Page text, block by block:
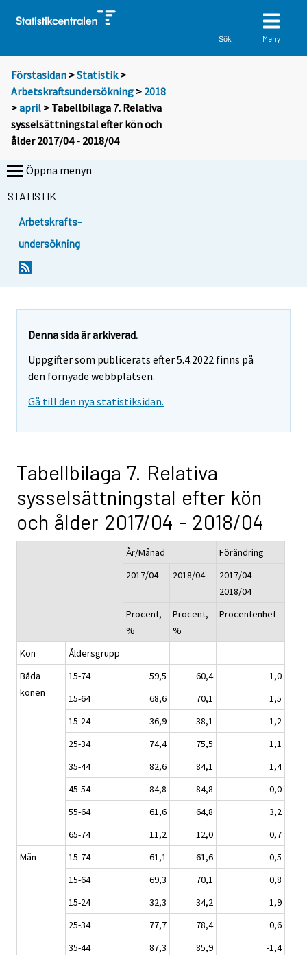
Sök Meny
Förstasidan >Statistik >
Arbetskraftsundersökning > 2018
>april > Tabellbilaga 7. Relativa
sysselsättningstal efter kön och
ålder 2017/04 - 2018/04
Öppna menyn
STATISTIK
Arbetskrafts-
undersökning
Denna sida är arkiverad.
Uppgifter som publicerats efter 5.4.2022 finns på
den förnyade webbplatsen.
Gå till den nya statistiksidan.
Tabellbilaga 7. Relativa
sysselsättningstal efter kön
och ålder 2017/04 - 2018/04
År/Månad
Förändring
2017/04
2018/04
2017/04 -
2018/04
Procent,
%
Procent,
%
Procentenhet
Kön
Åldersgrupp
Båda
könen
15-74 59,5 60,4
1,0
15-64
68,6 70,1
1,5
15-24
36,9 38,1
1,2
25-34
74,4 75,5
1,1
35-44
82,6 84,1
1,4
45-54
84,8 84,8
0,0
55-64
61,6 64,8
3,2
65-74
11,2 12,0
0,7
Män
15-74 61,1 61,6
0,5
15-64
69,3 70,1
0,8
15-24
32,3 34,2
1,9
25-34
77,7 78,4
0,6
35-44
87,3 85,9
-1,4